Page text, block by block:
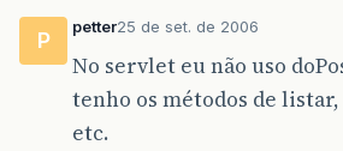
P
petter25 de set. de 2006
No servlet eu não uso
tenho os métodos de
etc.